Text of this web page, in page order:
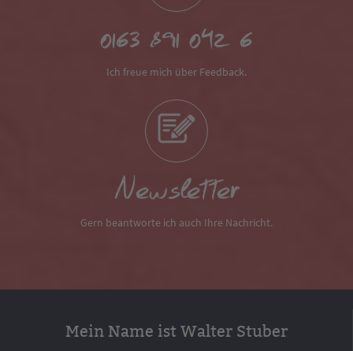
0163 891 042 6
Ich freue mich über Feedback.
Newsletter
Gern beantworte ich auch Ihre Nachricht.
Mein Name ist Walter Stuber